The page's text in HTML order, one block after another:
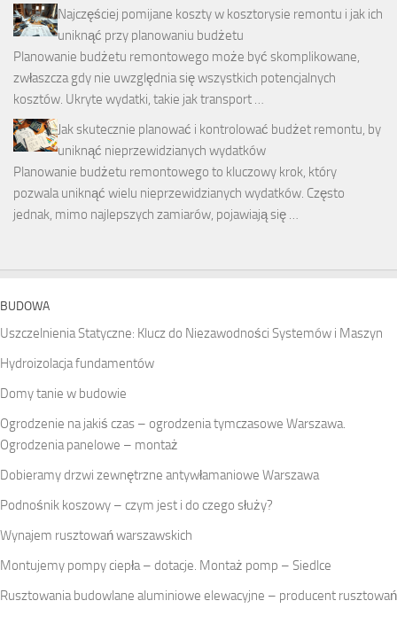
Najczęściej pomijane koszty w kosztorysie remontu i jak ich
uniknąć przy planowaniu budżetu
Planowanie budżetu remontowego może być skomplikowane,
zwłaszcza gdy nie uwzględnia się wszystkich potencjalnych
kosztów. Ukryte wydatki, takie jak transport …
Jak skutecznie planować i kontrolować budżet remontu, by
uniknąć nieprzewidzianych wydatków
Planowanie budżetu remontowego to kluczowy krok, który
pozwala uniknąć wielu nieprzewidzianych wydatków. Często
jednak, mimo najlepszych zamiarów, pojawiają się …
BUDOWA
Uszczelnienia Statyczne: Klucz do Niezawodności Systemów i Maszyn
Hydroizolacja fundamentów
Domy tanie w budowie
Ogrodzenie na jakiś czas – ogrodzenia tymczasowe Warszawa.
Ogrodzenia panelowe – montaż
Dobieramy drzwi zewnętrzne antywłamaniowe Warszawa
Podnośnik koszowy – czym jest i do czego służy?
Wynajem rusztowań warszawskich
Montujemy pompy ciepła – dotacje. Montaż pomp – Siedlce
Rusztowania budowlane aluminiowe elewacyjne – producent rusztowań